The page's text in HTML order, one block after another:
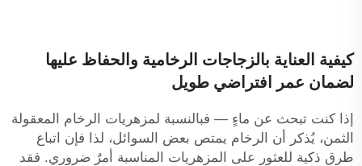
كيفية العناية بالزجاجات الرخامية والحفاظ عليها
لضمان عمر افتراضي طويل
إذا كنت تبحث عن ماءٍ — فبالنسبة لمزهريات الرخام المعقولة
الثمن، يُذكر أن الرخام يمتص بعض السوائل، لذا فإن اتباع
طرق ذكية للعثور على المزهريات المناسبة أمرٌ ضروري. فقد